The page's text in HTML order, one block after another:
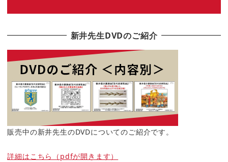
新井先生DVDのご紹介
販売中の新井先生のDVDについてのご紹介です。
詳細はこちら（pdfが開きます）